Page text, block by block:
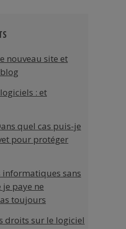
nouveau site et
: et
quel cas puis-je
pour protéger
informatiques sans
paye ne
toujours
droits sur le logiciel